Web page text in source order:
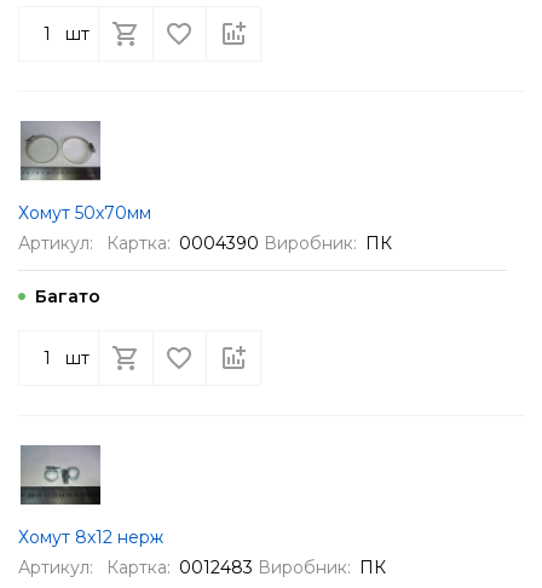
шт
Хомут 50х70мм
Артикул:
Картка: 0004390 Виробник: ПК
Багато
шт
Хомут 8х12 нерж
Артикул:
Картка: 0012483 Виробник: ПК